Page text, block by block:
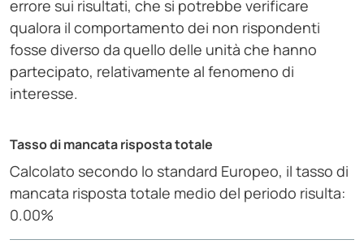
errore sui risultati, che si potrebbe verificare
qualora il comportamento dei non rispondenti
fosse diverso da quello delle unità che hanno
partecipato, relativamente al fenomeno di
interesse.
Tasso di mancata risposta totale
Calcolato secondo lo standard Europeo, il tasso di
mancata risposta totale medio del periodo risulta:
0.00%